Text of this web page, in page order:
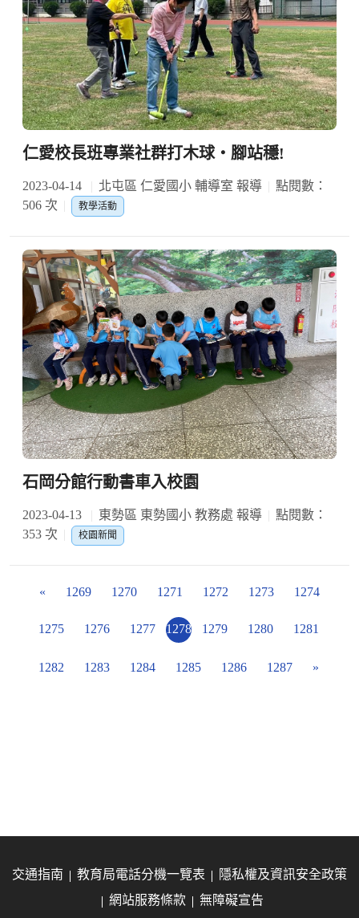
仁愛校長班專業社群打木球‧腳站穩!
2023-04-14 北屯區 仁愛國小 輔導室 報導
點閱數：
506 次
教學活動
石岡分館行動書車入校園
2023-04-13 東勢區 東勢國小 教務處 報導
點閱數：
353 次
校園新聞
« 1269 1270 1271 1272 1273 1274
1275 1276 1277 1278 1279 1280 1281
1282 1283 1284 1285 1286 1287 »
交通指南 教育局電話分機一覽表
隱私權及資訊安全政策
網站服務條款
無障礙宣告